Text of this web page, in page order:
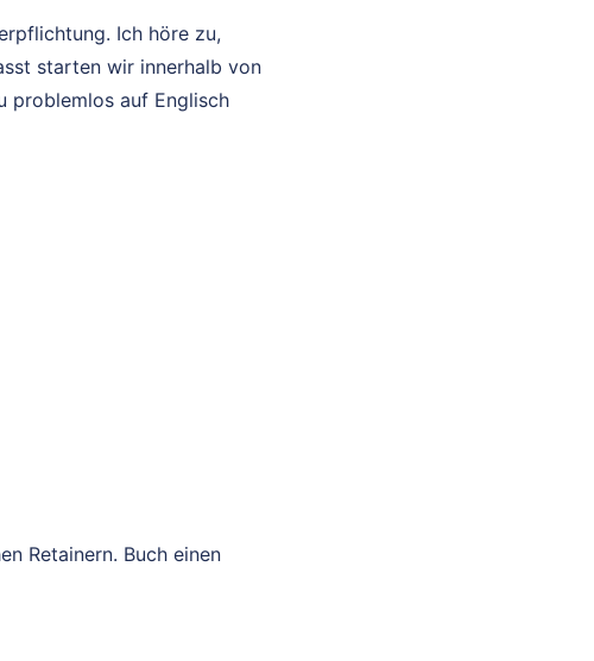
Ich höre zu,
starten wir innerhalb von
problemlos auf Englisch
Retainern. Buch einen